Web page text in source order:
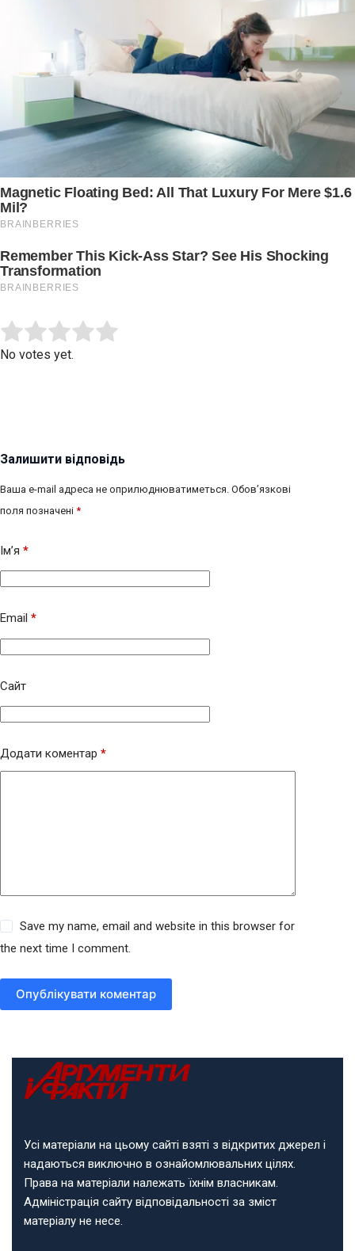
Rate this item:
No votes yet.
Залишити відповідь
Ваша e-mail адреса не оприлюднюватиметься. Обов’язкові
поля позначені *
Ім’я *
Email *
Сайт
Додати коментар *
Save my name, email and website in this browser for
the next time I comment.
Опублікувати коментар
Усі матеріали на цьому сайті взяті з відкритих джерел і
надаються виключно в ознайомлювальних цілях.
Права на матеріали належать їхнім власникам.
Адміністрація сайту відповідальності за зміст
матеріалу не несе.